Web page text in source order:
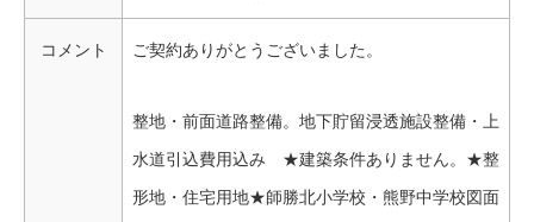
コメント ご契約ありがとうございました。
整地・前面道路整備。地下貯留浸透施設整備・上
水道引込費用込み ★建築条件ありません。★整
形地・住宅用地★師勝北小学校・熊野中学校図面